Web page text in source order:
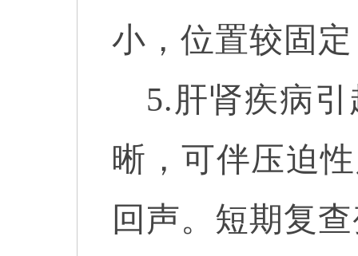
小，位置较固
5.肝肾疾病
晰，可伴压迫
回声。短期复